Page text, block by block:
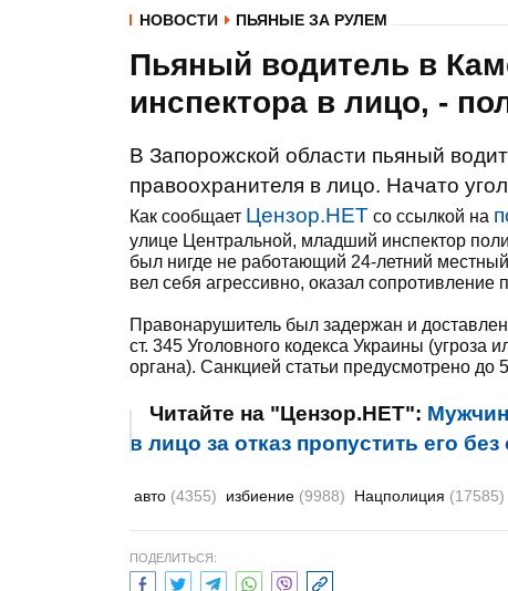
НОВОСТИ ПЬЯНЫЕ ЗА РУЛЕМ
Пьяный водитель в
инспектора в лицо, -
В Запорожской области пьяный
правоохранителя в лицо. Начато
Как сообщает Цензор.НЕТ со ссылкой на
улице Центральной, младший инспектор
был нигде не работающий 24-летний
вел себя агрессивно, оказал сопротивление
Правонарушитель был задержан и
ст. 345 Уголовного кодекса Украины (угроза
органа). Санкцией статьи предусмотрено до
Читайте на "Цензор.НЕТ":
в лицо за отказ пропустить его
авто (4355) избиение (9988) Нацполиция (17585)
ПОДЕЛИТЬСЯ: